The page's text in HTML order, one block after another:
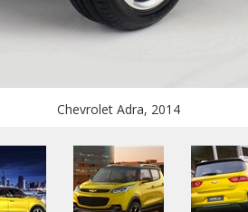
Chevrolet Adra, 2014